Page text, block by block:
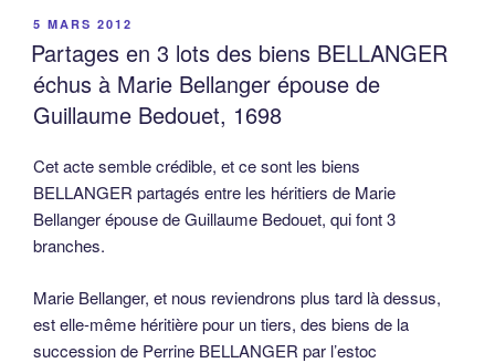
PUBLIÉ
LE
5 MARS 2012
Partages en 3 lots des biens BELLANGER
échus à Marie Bellanger épouse de
Guillaume Bedouet, 1698
Cet acte semble crédible, et ce sont les biens
BELLANGER partagés entre les héritiers de Marie
Bellanger épouse de Guillaume Bedouet, qui font 3
branches.
Marie Bellanger, et nous reviendrons plus tard là dessus,
est elle-même héritière pour un tiers, des biens de la
succession de Perrine BELLANGER par l’estoc